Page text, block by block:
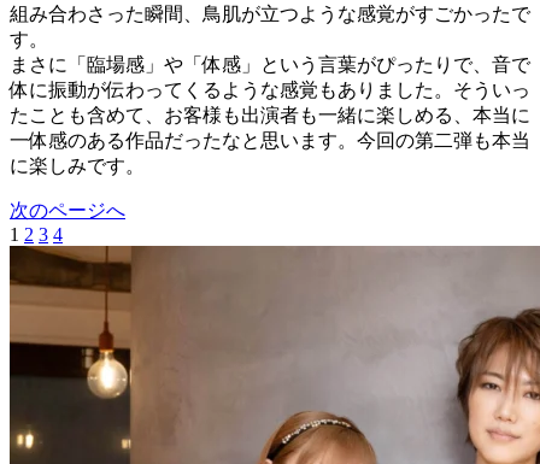
組み合わさった瞬間、鳥肌が立つような感覚がすごかったで
す。
まさに「臨場感」や「体感」という言葉がぴったりで、音で
体に振動が伝わってくるような感覚もありました。そういっ
たことも含めて、お客様も出演者も一緒に楽しめる、本当に
一体感のある作品だったなと思います。今回の第二弾も本当
に楽しみです。
次のページへ
1 2 3 4